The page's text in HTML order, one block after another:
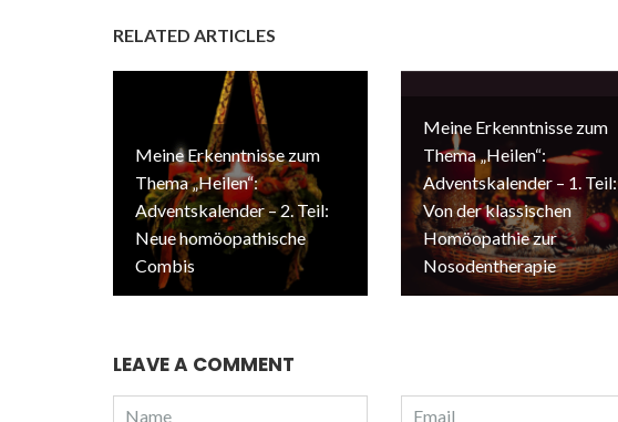
RELATED ARTICLES
Meine Erkenntnisse zum
Thema „Heilen“:
Adventskalender – 2. Teil:
Neue homöopathische
Combis
Meine Erkenntnisse zum
Thema „Heilen“:
Adventskalender – 1. Teil:
Von der klassischen
Homöopathie zur
Nosodentherapie
LEAVE A COMMENT